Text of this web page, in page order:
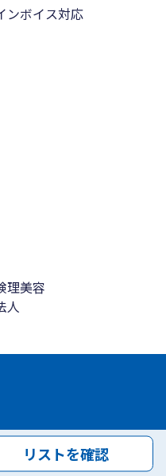
リストを確認
ンボイス対応
理美容
人